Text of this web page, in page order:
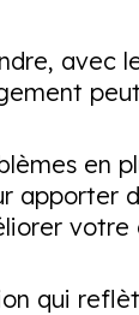
avec
en
apporter
qui